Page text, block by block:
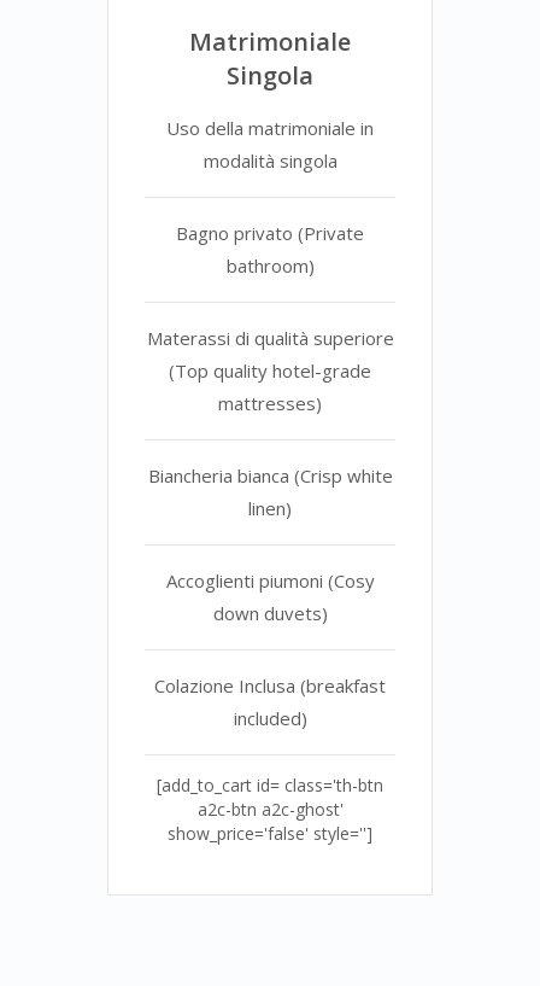
Matrimoniale
Singola
Uso della matrimoniale in
modalità singola
Bagno privato (Private
bathroom)
Materassi di qualità superiore
(Top quality hotel-grade
mattresses)
Biancheria bianca (Crisp white
linen)
Accoglienti piumoni (Cosy
down duvets)
Colazione Inclusa (breakfast
included)
[add_to_cart id= class='th-btn
a2c-btn a2c-ghost'
show_price='false' style='']